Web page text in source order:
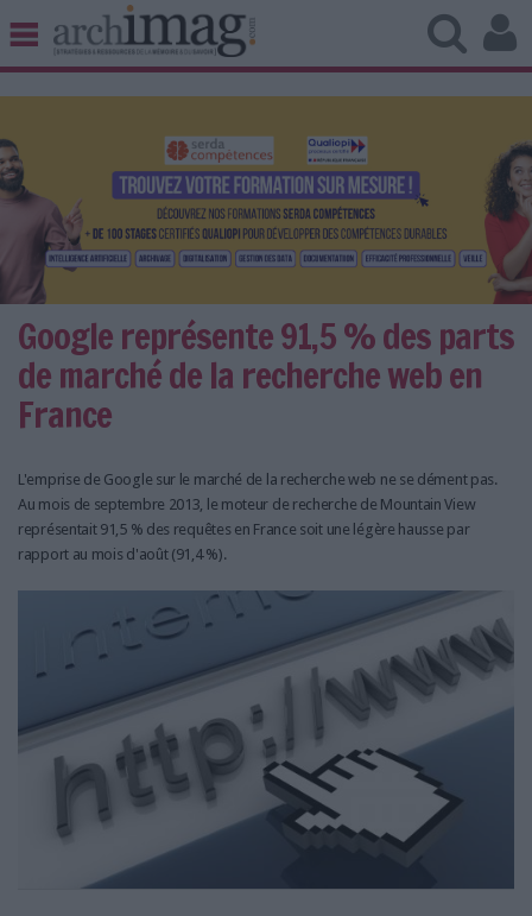
BIBLIOTHÈQUE ÉDITION
UNIVERS DATA
TRAVAIL COLLABORATIF
VIE NUMÉRIQUE
NUMÉRIQUE RESPONSABLE
LES NEWSLETTERS
LE MAGAZINE
LES GUIDES PRATIQUES
L'AGENDA
L'ANNUAIRE DES ACTEURS
LES LIVRES BLANCS
LES SUPPLÉMENTS
NOS OFFRES D'ABONNEMENTS
Google représente 91,5 % des parts
de marché de la recherche web en
France
L'emprise de Google sur le marché de la recherche web ne se dément pas.
Au mois de septembre 2013, le moteur de recherche de Mountain View
représentait 91,5 % des requêtes en France soit une légère hausse par
rapport au mois d'août (91,4 %).